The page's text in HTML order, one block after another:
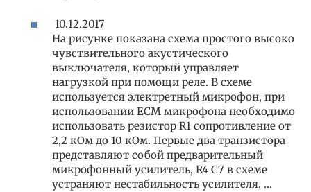
10.12.2017
На рисунке показана схема простого высоко
чувствительного акустического
выключателя, который управляет
нагрузкой при помощи реле. В схеме
используется электретный микрофон, при
использовании ECM микрофона необходимо
использовать резистор R1 сопротивление от
2,2 кОм до 10 кОм. Первые два транзистора
представляют собой предварительный
микрофонный усилитель, R4 С7 в схеме
устраняют нестабильность усилителя. …